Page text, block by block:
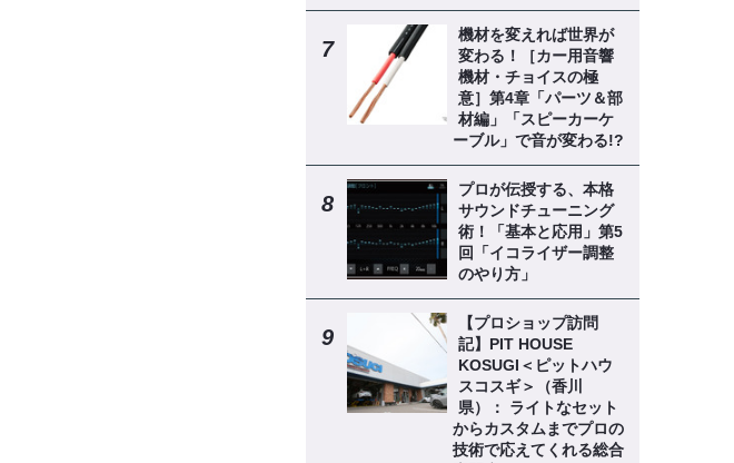
機材を変えれば世界が
変わる！［カー用音響
機材・チョイスの極
意］第4章「パーツ＆部
材編」「スピーカーケ
ーブル」で音が変わる!?
プロが伝授する、本格
サウンドチューニング
術！「基本と応用」第5
回「イコライザー調整
のやり方」
【プロショップ訪問
記】PIT HOUSE
KOSUGI＜ピットハウ
スコスギ＞（香川
県）： ライトなセット
からカスタムまでプロの
技術で応えてくれる総合